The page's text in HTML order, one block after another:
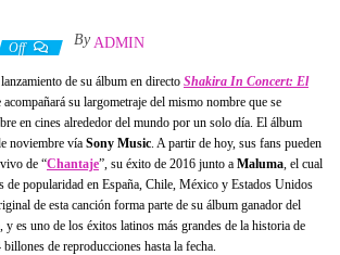
Off By ADMIN
de su álbum en directo Shakira In Concert: El
acompañará su largometraje del mismo nombre que se
en cines alrededor del mundo por un solo día. El álbum
noviembre vía Sony Music . A partir de hoy, sus fans pueden
de “Chantaje”, su éxito de 2016 junto a Maluma , el cual
de popularidad en España, Chile, México y Estados Unidos
de esta canción forma parte de su álbum ganador del
, y es uno de los éxitos latinos más grandes de la historia de
de reproducciones hasta la fecha.